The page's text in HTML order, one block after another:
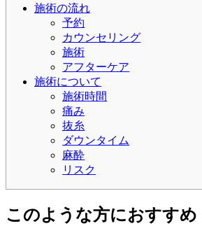
施術の流れ
予約
カウンセリング
施術
アフターケア
施術について
施術時間
痛み
抜糸
ダウンタイム
麻酔
リスク
このような方におすすめ